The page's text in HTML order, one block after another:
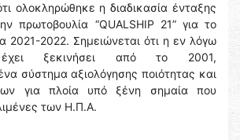
ολοκληρώθηκε η διαδικασία ένταξης
πρωτοβουλία “QUALSHIP 21” για το
2021-2022. Σημειώνεται ότι η εν λόγω
έχει ξεκινήσει από το 2001,
σύστημα αξιολόγησης ποιότητας και
για πλοία υπό ξένη σημαία που
των Η.Π.Α.